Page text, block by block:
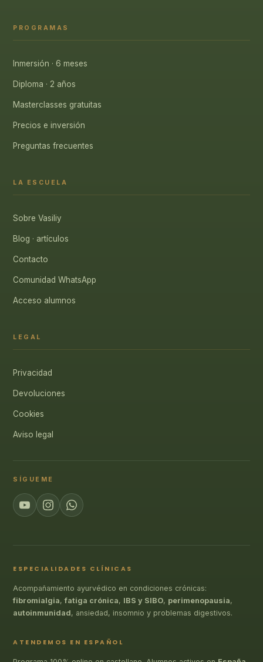
PROGRAMAS
Inmersión · 6 meses
Diploma · 2 años
Masterclasses gratuitas
Precios e inversión
Preguntas frecuentes
LA ESCUELA
Sobre Vasiliy
Blog · artículos
Contacto
Comunidad WhatsApp
Acceso alumnos
LEGAL
Privacidad
Devoluciones
Cookies
Aviso legal
SÍGUEME
ESPECIALIDADES CLÍNICAS
Acompañamiento ayurvédico en condiciones crónicas:
fibromialgia,fatiga crónica, IBS y SIBO, perimenopausia,
autoinmunidad, ansiedad, insomnio y problemas digestivos.
ATENDEMOS EN ESPAÑOL